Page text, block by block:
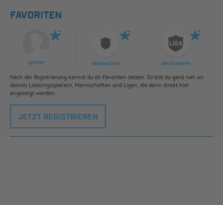
FAVORITEN
Spieler Mannschaft Wettbewerb
Nach der Registrierung kannst du dir Favoriten setzen. So bist du ganz nah an
deinen Lieblingsspielern, Mannschaften und Ligen, die dann direkt hier
angezeigt werden.
JETZT REGISTRIEREN